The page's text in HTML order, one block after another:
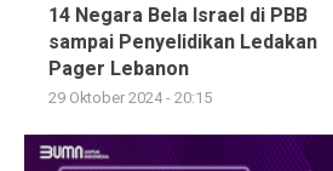
14 Negara Bela Israel di PBB
sampai Penyelidikan Ledakan
Pager Lebanon
29 Oktober 2024 - 20:15